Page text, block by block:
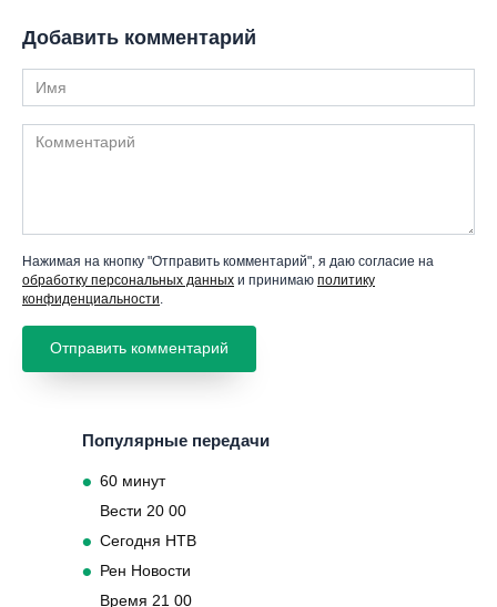
Добавить комментарий
Имя
Комментарий
Нажимая на кнопку "Отправить комментарий", я даю согласие на
обработку персональных данных и принимаю политику
конфиденциальности
Популярные передачи
60 минут
Вести 20 00
Сегодня НТВ
Рен Новости
Время 21 00